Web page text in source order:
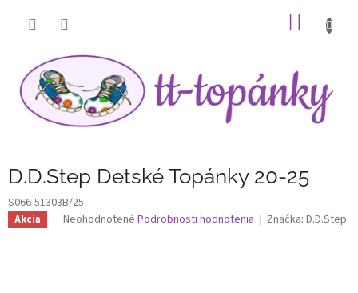
D.D.Step Detské Topánky 20-25
S066-51303B/25
Akcia
Priemerné
Neohodnotené Podrobnosti hodnotenia Značka:D.D.Step